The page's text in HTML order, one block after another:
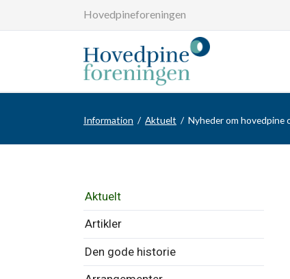
Hovedpineforeningen
Information Aktuelt Nyheder om hovedpine
Overspring
navigationen
Aktuelt
Artikler
Den gode historie